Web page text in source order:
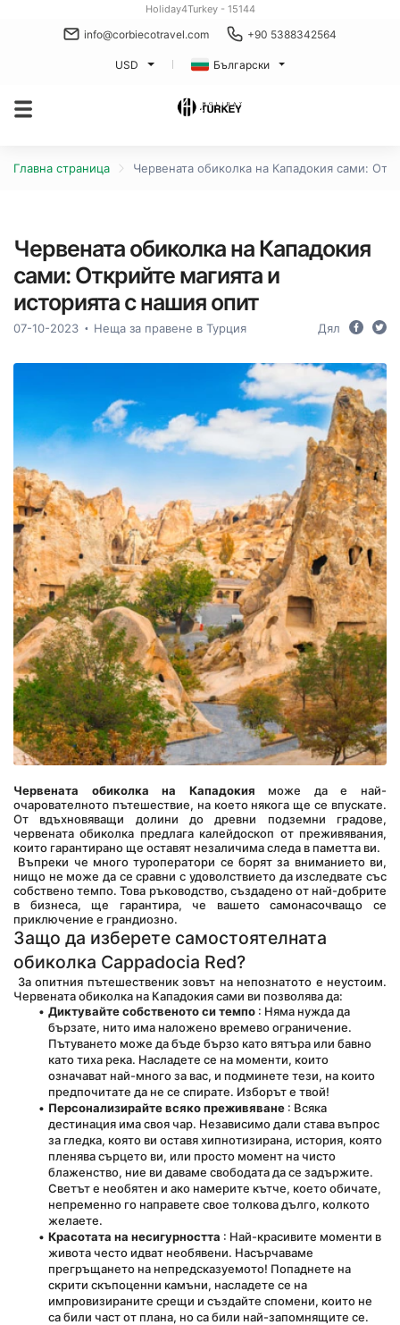
Holiday4Turkey - 15144
info@corbiecotravel.com +90 5388342564
USD Български
Главна страница Червената обиколка на Кападокия сами:
Червената обиколка на Кападокия
сами: Открийте магията и
историята с нашия опит
07-10-2023 Неща за правене в Турция Дял
Червената обиколка на Кападокия може да е най-
очарователното пътешествие, на което някога ще се впускате.
От вдъхновяващи долини до древни подземни градове,
червената обиколка предлага калейдоскоп от преживявания,
които гарантирано ще оставят незаличима следа в паметта ви.
нищо не може да се сравни с удоволствието да изследвате със
собствено темпо. Това ръководство, създадено от най-добрите
в бизнеса, ще гарантира, че вашето самонасочващо се
приключение е грандиозно.
Защо да изберете самостоятелната
обиколка Cappadocia Red?
Червената обиколка на Кападокия сами ви позволява да:
Диктувайте собственото си темпо : Няма нужда да
бързате, нито има наложено времево ограничение.
Пътуването може да бъде бързо като вятъра или бавно
като тиха река. Насладете се на моменти, които
означават най-много за вас, и подминете тези, на които
предпочитате да не се спирате. Изборът е твой!
Персонализирайте всяко преживяване : Всяка
дестинация има своя чар. Независимо дали става въпрос
за гледка, която ви оставя хипнотизирана, история, която
пленява сърцето ви, или просто момент на чисто
блаженство, ние ви даваме свободата да се задържите.
Светът е необятен и ако намерите кътче, което обичате,
непременно го направете свое толкова дълго, колкото
желаете.
Красотата на несигурността : Най-красивите моменти в
живота често идват необявени. Насърчаваме
прегръщането на непредсказуемото! Попаднете на
скрити скъпоценни камъни, насладете се на
импровизираните срещи и създайте спомени, които не
са били част от плана, но са били най-запомнящите се.